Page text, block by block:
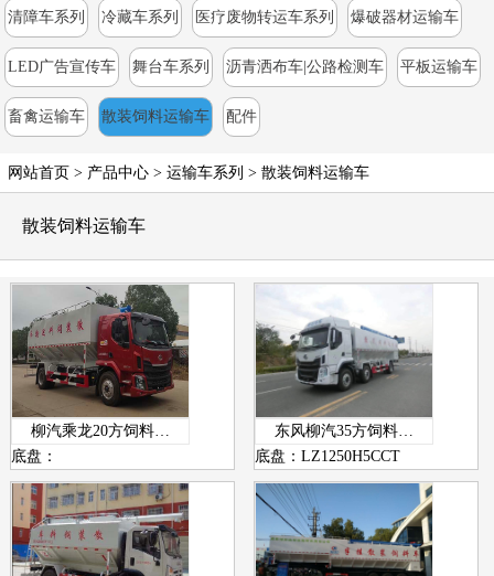
清障车系列 冷藏车系列 医疗废物转运车系列 爆破器材运输车
LED广告宣传车 舞台车系列 沥青洒布车|公路检测车 平板运输车
畜禽运输车 散装饲料运输车 配件
网站首页 > 产品中心 > 运输车系列 > 散装饲料运输车
散装饲料运输车
柳汽乘龙20方饲料…
底盘：
东风柳汽35方饲料…
底盘：LZ1250H5CCT